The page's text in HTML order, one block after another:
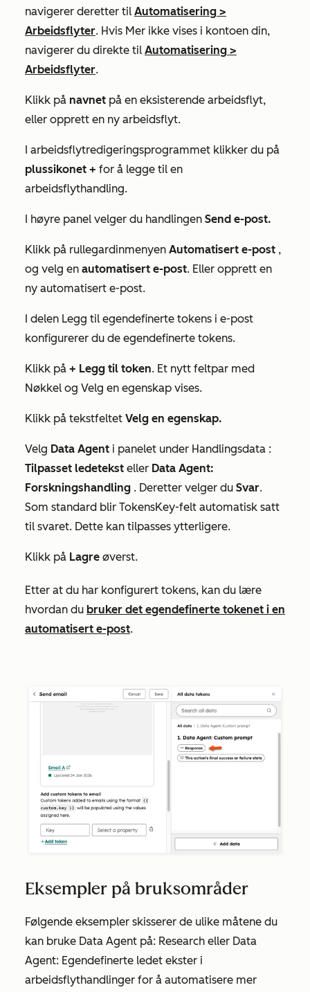
navigerer deretter til Automatisering >
Arbeidsflyter. Hvis Mer ikke vises i kontoen din,
navigerer du direkte til Automatisering >
Arbeidsflyter.
Klikk på navnet på en eksisterende arbeidsflyt,
eller opprett en ny arbeidsflyt.
I arbeidsflytredigeringsprogrammet klikker du på
plussikonet + for å legge til en
arbeidsflythandling.
I høyre panel velger du handlingen Send e-post.
Klikk på rullegardinmenyen Automatisert e-post ,
og velg en automatisert e-post. Eller opprett en
ny automatisert e-post.
I delen Legg til egendefinerte tokens i e-post
konfigurerer du de egendefinerte tokens.
Klikk på + Legg til token. Et nytt feltpar med
Nøkkel og Velg en egenskap vises.
Klikk på tekstfeltet Velg en egenskap.
Velg Data Agent i panelet under Handlingsdata :
Tilpasset ledetekst eller Data Agent:
Forskningshandling . Deretter velger du Svar.
Som standard blir TokensKey-felt automatisk satt
til svaret. Dette kan tilpasses ytterligere.
Klikk på Lagre øverst.
Etter at du har konfigurert tokens, kan du lære
hvordan du bruker det egendefinerte tokenet i en
automatisert e-post.
Eksempler på bruksområder
Følgende eksempler skisserer de ulike måtene du
kan bruke Data Agent på: Research eller Data
Agent: Egendefinerte ledet ekster i
arbeidsflythandlinger for å automatisere mer